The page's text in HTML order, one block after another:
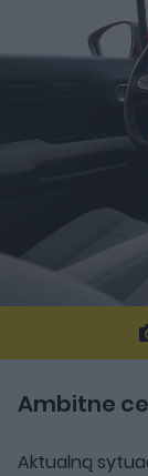
Ambitne
Aktualną